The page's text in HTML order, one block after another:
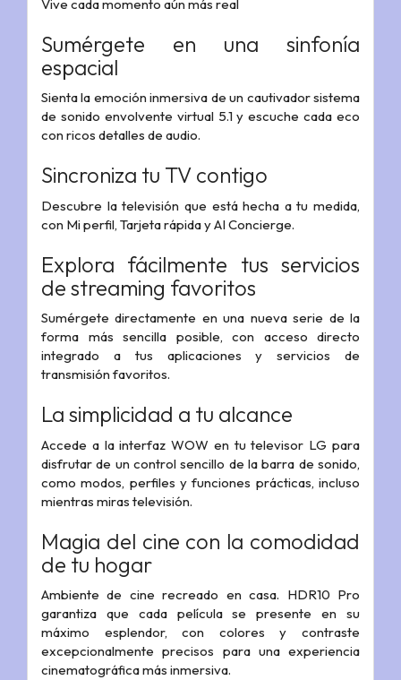
Vive cada momento aún más real
Sumérgete en una sinfonía
espacial
Sienta la emoción inmersiva de un cautivador sistema
de sonido envolvente virtual 5.1 y escuche cada eco
con ricos detalles de audio.
Sincroniza tu TV contigo
Descubre la televisión que está hecha a tu medida,
con Mi perfil, Tarjeta rápida y AI Concierge.
Explora fácilmente tus servicios
de streaming favoritos
Sumérgete directamente en una nueva serie de la
forma más sencilla posible, con acceso directo
integrado a tus aplicaciones y servicios de
transmisión favoritos.
La simplicidad a tu alcance
Accede a la interfaz WOW en tu televisor LG para
disfrutar de un control sencillo de la barra de sonido,
como modos, perfiles y funciones prácticas, incluso
mientras miras televisión.
Magia del cine con la comodidad
de tu hogar
Ambiente de cine recreado en casa. HDR10 Pro
garantiza que cada película se presente en su
máximo esplendor, con colores y contraste
excepcionalmente precisos para una experiencia
cinematográfica más inmersiva.